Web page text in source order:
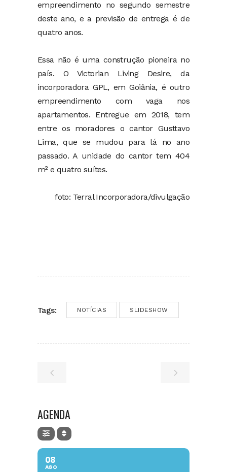
empreendimento no segundo semestre
deste ano, e a previsão de entrega é de
quatro anos.
Essa não é uma construção pioneira no
país. O Victorian Living Desire, da
incorporadora GPL, em Goiânia, é outro
empreendimento com vaga nos
apartamentos. Entregue em 2018, tem
entre os moradores o cantor Gusttavo
Lima, que se mudou para lá no ano
passado. A unidade do cantor tem 404
m² e quatro suítes.
foto: Terral Incorporadora/divulgação
Tags: NOTÍCIAS SLIDESHOW
AGENDA
08
AGO